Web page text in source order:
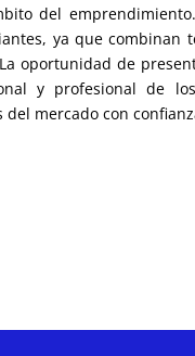
del
ya que combinan
oportunidad de
y profesional de
mercado con